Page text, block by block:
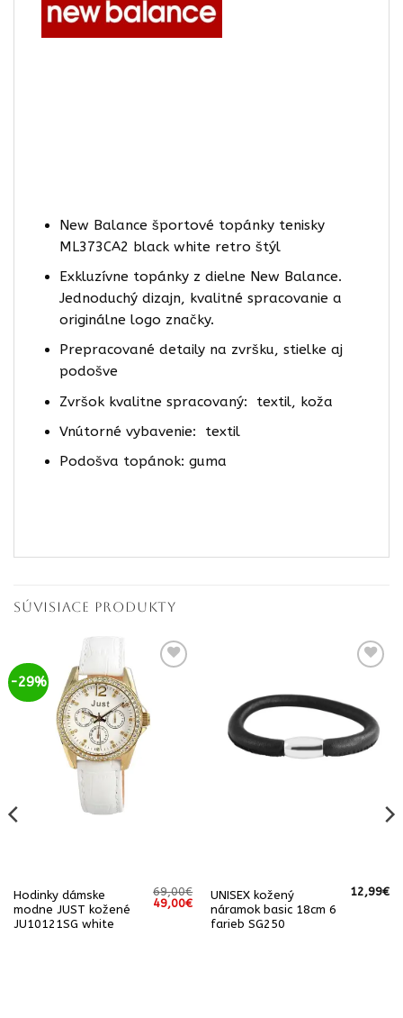
New Balance športové topánky tenisky
ML373CA2 black white retro štýl
Exkluzívne topánky z dielne New Balance.
Jednoduchý dizajn, kvalitné spracovanie a
originálne logo značky.
Prepracované detaily na zvršku, stielke aj
podošve
Zvršok kvalitne spracovaný: textil, koža
Vnútorné vybavenie: textil
Podošva topánok: guma
SÚVISIACE PRODUKTY
-29%
Hodinky dámske
modne JUST kožené
JU10121SG white
69,00€
Pôvodná
49,00€Aktuálna
cena
UNISEX kožený
náramok basic 18cm 6
farieb SG250
12,99€